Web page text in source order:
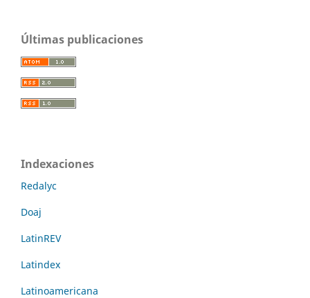
Últimas publicaciones
Indexaciones
Redalyc
Doaj
LatinREV
Latindex
Latinoamericana